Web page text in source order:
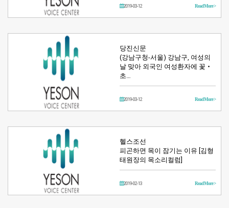
2019-03-12 Read More >
당진신문
(강남구청-서울) 강남구, 여성의
날 맞아 외국인 여성환자에 꽃‧
초…
2019-03-12 Read More >
헬스조선
피곤하면 목이 잠기는 이유 [김형
태원장의 목소리컬럼]
2019-02-13 Read More >